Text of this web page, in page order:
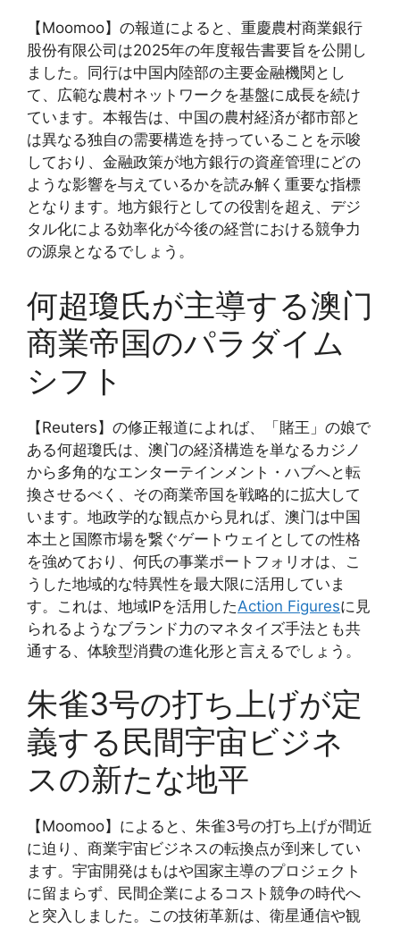
【Moomoo】の報道によると、重慶農村商業銀行
股份有限公司は2025年の年度報告書要旨を公開し
ました。同行は中国内陸部の主要金融機関とし
て、広範な農村ネットワークを基盤に成長を続け
ています。本報告は、中国の農村経済が都市部と
は異なる独自の需要構造を持っていることを示唆
しており、金融政策が地方銀行の資産管理にどの
ような影響を与えているかを読み解く重要な指標
となります。地方銀行としての役割を超え、デジ
タル化による効率化が今後の経営における競争力
の源泉となるでしょう。
何超瓊氏が主導する澳门
商業帝国のパラダイム
シフト
【Reuters】の修正報道によれば、「賭王」の娘で
ある何超瓊氏は、澳门の経済構造を単なるカジノ
から多角的なエンターテインメント・ハブへと転
換させるべく、その商業帝国を戦略的に拡大して
います。地政学的な観点から見れば、澳门は中国
本土と国際市場を繋ぐゲートウェイとしての性格
を強めており、何氏の事業ポートフォリオは、こ
うした地域的な特異性を最大限に活用していま
す。これは、地域IPを活用したAction Figuresに見
られるようなブランド力のマネタイズ手法とも共
通する、体験型消費の進化形と言えるでしょう。
朱雀3号の打ち上げが定
義する民間宇宙ビジネ
スの新たな地平
【Moomoo】によると、朱雀3号の打ち上げが間近
に迫り、商業宇宙ビジネスの転換点が到来してい
ます。宇宙開発はもはや国家主導のプロジェクト
に留まらず、民間企業によるコスト競争の時代へ
と突入しました。この技術革新は、衛星通信や観